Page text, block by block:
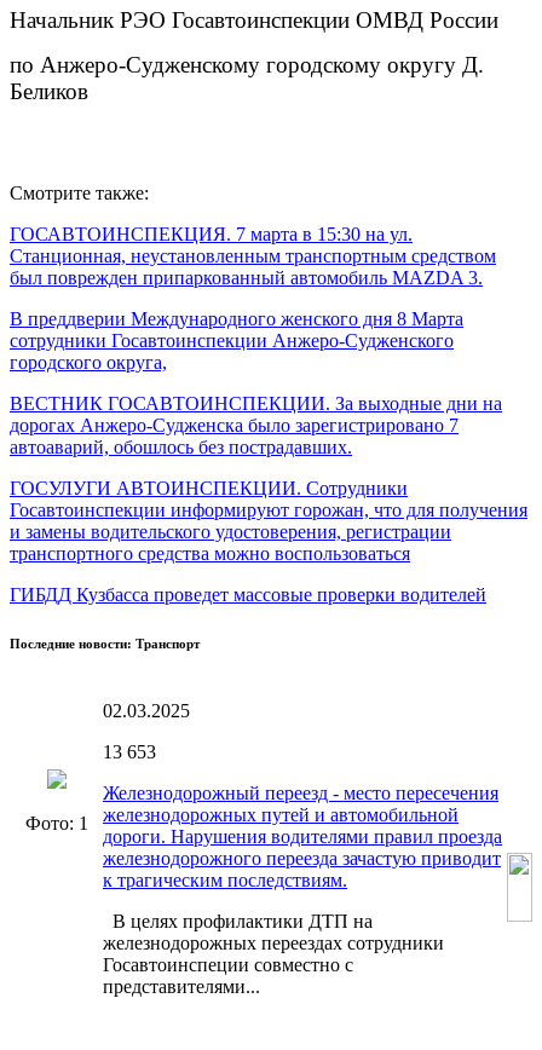
Начальник РЭО Госавтоинспекции ОМВД России
по Анжеро-Судженскому городскому округу Д.
Беликов
Смотрите также:
ГОСАВТОИНСПЕКЦИЯ. 7 марта в 15:30 на ул.
Станционная, неустановленным транспортным средством
был поврежден припаркованный автомобиль MAZDA 3.
В преддверии Международного женского дня 8 Марта
сотрудники Госавтоинспекции Анжеро-Судженского
городского округа,
ВЕСТНИК ГОСАВТОИНСПЕКЦИИ. За выходные дни на
дорогах Анжеро-Судженска было зарегистрировано 7
автоаварий, обошлось без пострадавших.
ГОСУЛУГИ АВТОИНСПЕКЦИИ. Сотрудники
Госавтоинспекции информируют горожан, что для получения
и замены водительского удостоверения, регистрации
транспортного средства можно воспользоваться
ГИБДД Кузбасса проведет массовые проверки водителей
Последние новости: Транспорт
02.03.2025
13 653
Фото: 1
Железнодорожный переезд - место пересечения
железнодорожных путей и автомобильной
дороги. Нарушения водителями правил проезда
железнодорожного переезда зачастую приводит
к трагическим последствиям.
В целях профилактики ДТП на
железнодорожных переездах сотрудники
Госавтоинспеции совместно с
представителями...